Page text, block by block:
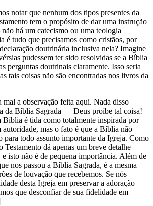
notar que nenhum dos tipos presentes da
tem o propósito de dar uma instrução
há um catecismo ou uma teologia
é tudo que precisamos como cristãos, por
doutrinária inclusiva nela? Imagine
pudessem ter sido resolvidas se a Bíblia
perguntas doutrinais claramente. Isso seria
tais coisas não são encontradas nos livros da
mal a observação feita aqui. Nada disso
da Bíblia Sagrada — Deus proíbe tal coisa!
é tida como totalmente inspirada por
autoridade, mas o fato é que a Bíblia não
para todo assunto importante da Igreja. Como
Testamento dá apenas um breve detalhe
isto não é de pequena importância. Além de
nos passou a Bíblia Sagrada, é a mesma
de louvação que recebemos. Se nós
desta Igreja em preservar a adoração
que desconfiar de sua fidelidade em